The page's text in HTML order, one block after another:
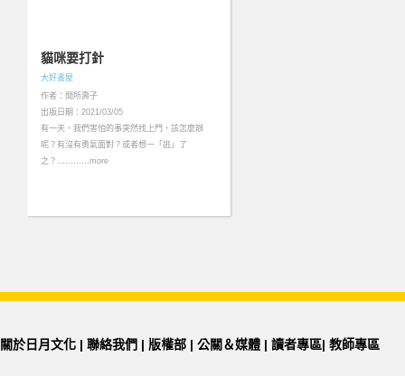
貓咪要打針
大好書屋
作者：間所壽子
出版日期：2021/03/05
有一天，我們害怕的事突然找上門，該怎麼辦
呢？有沒有勇氣面對？或者想一「逃」了
之？…………more
關於日月文化 | 聯絡我們 | 版權部 | 公關＆媒體 | 讀者專區| 教師專區